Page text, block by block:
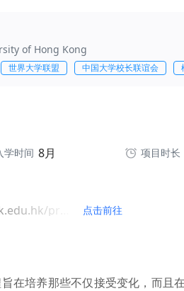
of Hong Kong
世界大学联盟 中国大学校长联谊会
学时间 8月 项目时长
点击前往
在培养那些不仅接受变化，而且